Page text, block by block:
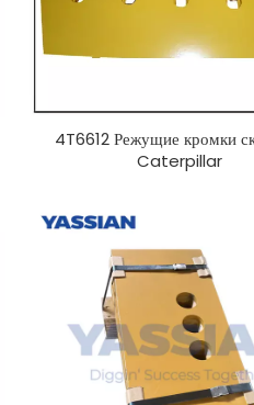
4T6612 Режущие кромки
Caterpillar